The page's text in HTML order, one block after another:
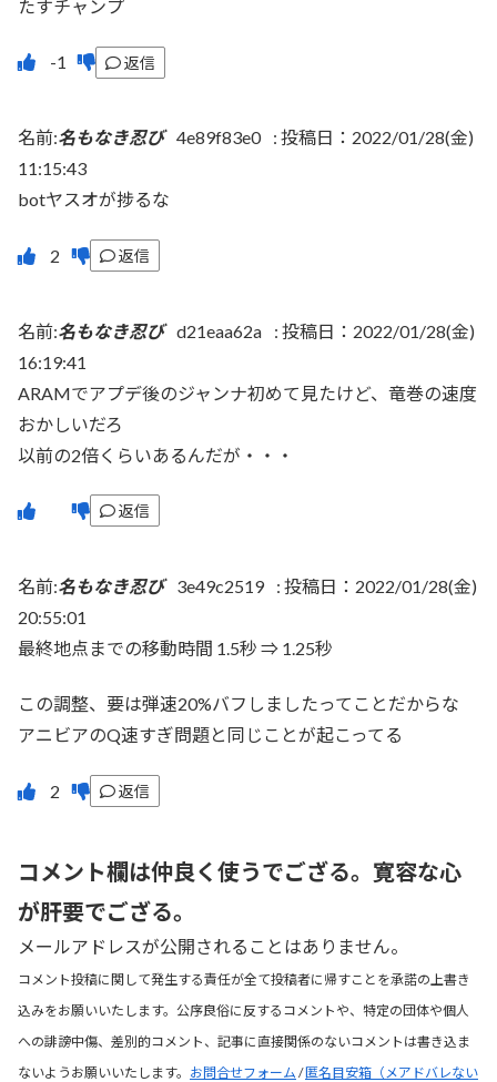
たすチャンプ
返信
名前:名もなき忍び 4e89f83e0 : 投稿日：2022/01/28(金)
11:15:43
botヤスオが捗るな
返信
名前:名もなき忍び d21eaa62a : 投稿日：2022/01/28(金)
16:19:41
ARAMでアプデ後のジャンナ初めて見たけど、竜巻の速度
おかしいだろ
以前の2倍くらいあるんだが・・・
返信
名前:名もなき忍び 3e49c2519 : 投稿日：2022/01/28(金)
20:55:01
最終地点までの移動時間 1.5秒 ⇒ 1.25秒
この調整、要は弾速20%バフしましたってことだからな
アニビアのQ速すぎ問題と同じことが起こってる
返信
コメント欄は仲良く使うでござる。寛容な心
が肝要でござる。
メールアドレスが公開されることはありません。
コメント投稿に関して発生する責任が全て投稿者に帰すことを承諾の上書き
込みをお願いいたします。公序良俗に反するコメントや、特定の団体や個人
への誹謗中傷、差別的コメント、記事に直接関係のないコメントは書き込ま
ないようお願いいたします。 お問合せフォーム /匿名目安箱（メアドバレない